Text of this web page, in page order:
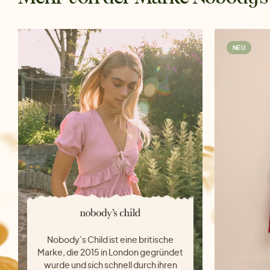
Nobody’s Child ist eine britische
Marke, die 2015 in London gegründet
wurde und sich schnell durch ihren
NEU